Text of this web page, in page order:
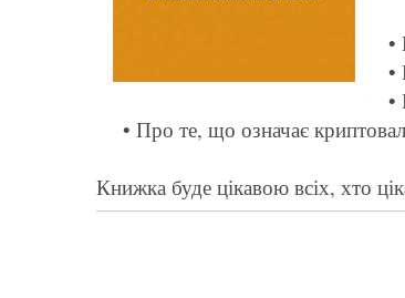
•
•
•
• Про те, що означає
Книжка буде цікавою всіх, хто